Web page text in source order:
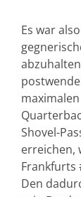
Es war
Shovel-
erreichen,
Frankfurts
Den